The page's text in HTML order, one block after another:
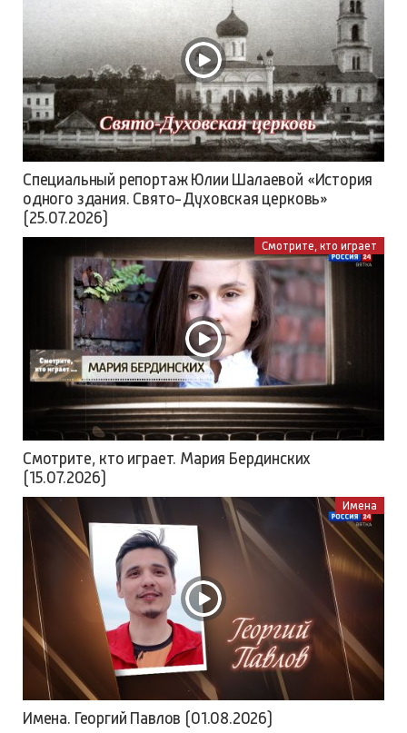
Специальный репортаж Юлии Шалаевой «История
одного здания. Свято-Духовская церковь»
(25.07.2026)
Смотрите, кто играет
Смотрите, кто играет. Мария Бердинских
(15.07.2026)
Имена
Имена. Георгий Павлов (01.08.2026)